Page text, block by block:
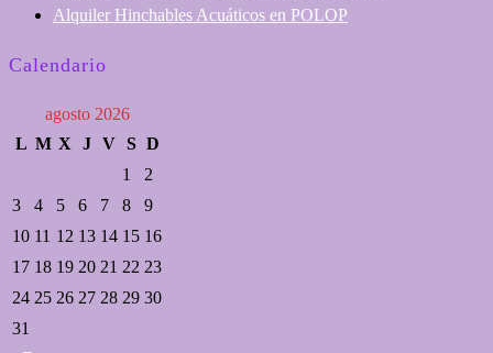
Alquiler Hinchables Acuáticos en POLOP
Calendario
agosto 2026
L M X J V S D
1
2
3
4 5 6 7 8
9
10 11 12 13 14 15 16
17 18 19 20 21 22 23
24 25 26 27 28 29 30
31